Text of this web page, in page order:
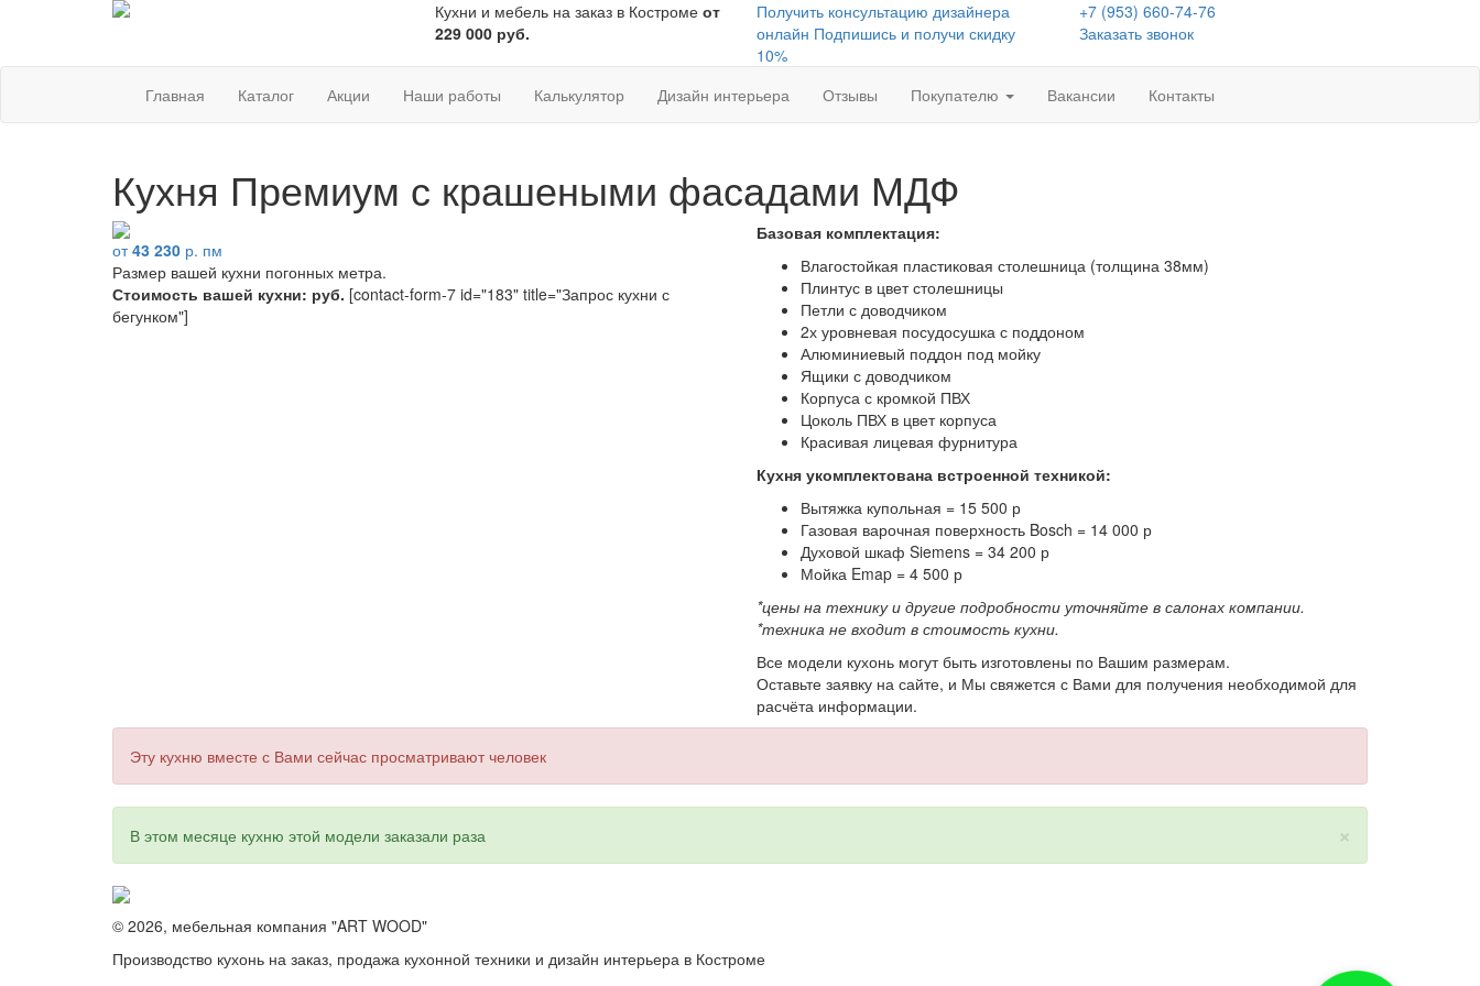
Кухни и мебель на заказ в Костроме от
229 000 руб.
Получить консультацию дизайнера
онлайн Подпишись и получи скидку
10%
+7 (953) 660-74-76
Заказать звонок
Главная Каталог Акции Наши работы Калькулятор Дизайн интерьера Отзывы Покупателю Вакансии Контакты
Кухня Премиум с крашеными фасадами МДФ
от43 230 р. пм
Размер вашей кухни погонных метра.
Стоимость вашей кухни: руб. [contact-form-7 id="183" title="Запрос кухни с
бегунком"]
Базовая комплектация:
Влагостойкая пластиковая столешница (толщина 38мм)
Плинтус в цвет столешницы
Петли с доводчиком
2х уровневая посудосушка с поддоном
Алюминиевый поддон под мойку
Ящики с доводчиком
Корпуса с кромкой ПВХ
Цоколь ПВХ в цвет корпуса
Красивая лицевая фурнитура
Кухня укомплектована встроенной техникой:
Вытяжка купольная = 15 500 р
Газовая варочная поверхность Bosch = 14 000 р
Духовой шкаф Siemens = 34 200 р
Мойка Emap = 4 500 р
*цены на технику и другие подробности уточняйте в салонах компании.
*техника не входит в стоимость кухни.
Все модели кухонь могут быть изготовлены по Вашим размерам.
Оставьте заявку на сайте, и Мы свяжется с Вами для получения необходимой для
расчёта информации.
Эту кухню вместе с Вами сейчас просматриваютчеловек
×
В этом месяце кухню этой модели заказали раза
© 2026, мебельная компания "ART WOOD"
Производство кухонь на заказ, продажа кухонной техники и дизайн интерьера в Костроме